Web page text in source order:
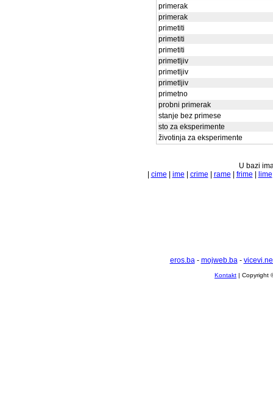
primerak
primerak
primetiti
primetiti
primetiti
primetljiv
primetljiv
primetljiv
primetno
probni primerak
stanje bez primese
sto za eksperimente
životinja za eksperimente
U bazi
cime ime crime rame frime lime
eros.ba- mojweb.ba-
Kontakt | Copyright